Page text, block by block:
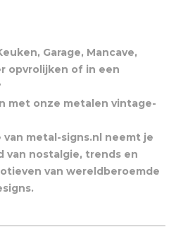
Garage, Mancave,
opvrolijken of in een
met onze metalen vintage-
metal-signs.nl neemt je
van nostalgie, trends en
van wereldberoemde